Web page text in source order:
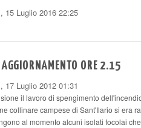
15 Luglio 2016 22:25
ORE 2.15
17 Luglio 2012 01:31
il lavoro di spengimento
collinare campese di Sant'Ilario si era
al momento alcuni isolati focolai